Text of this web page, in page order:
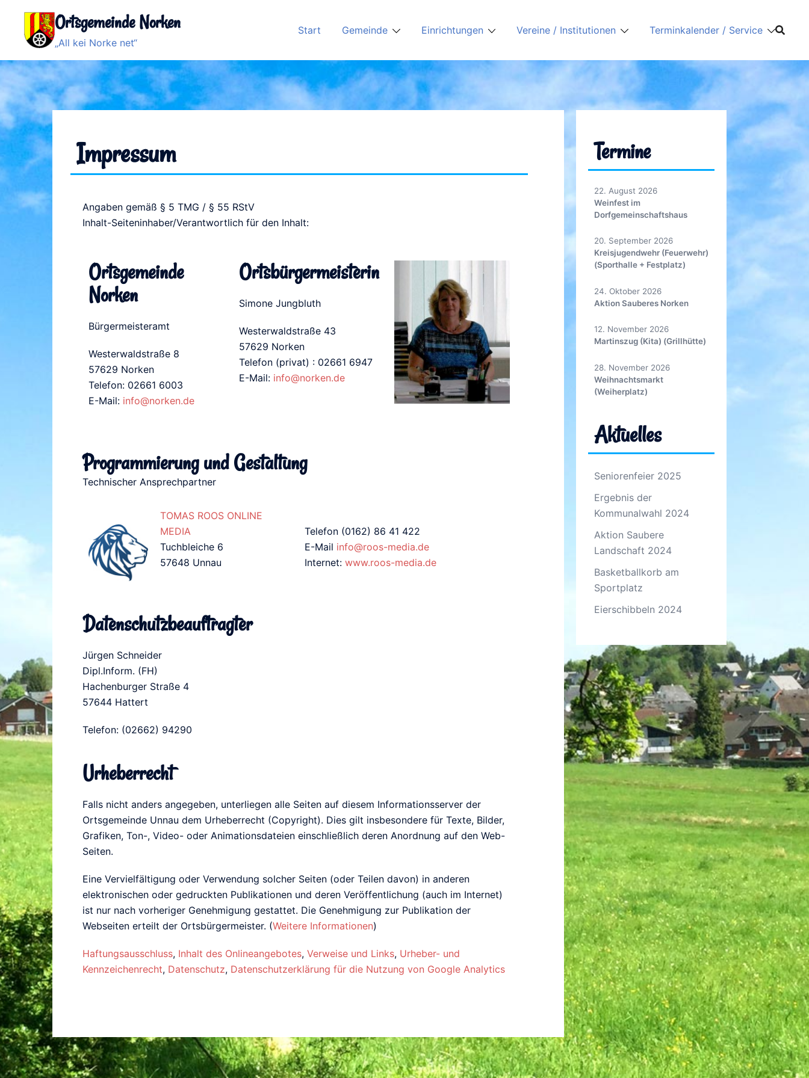
Ortsgemeinde Norken
„All kei Norke net“
Start Gemeinde Einrichtungen Vereine / Institutionen Terminkalender / Service
Impressum
Angaben gemäß § 5 TMG / § 55 RStV
Inhalt-Seiteninhaber/Verantwortlich für den Inhalt:
Ortsgemeinde
Norken
Bürgermeisteramt
Westerwaldstraße 8
57629 Norken
Telefon: ​02661 6003
E-Mail: info@norken.de
Ortsbürgermeisterin
Simone Jungbluth
Westerwaldstraße 43
57629 Norken
Telefon (privat) : 02661 6947
E-Mail: info@norken.de
Programmierung und Gestaltung
Technischer Ansprechpartner
TOMAS ROOS ONLINE
MEDIA
Tuchbleiche 6
57648 Unnau
Telefon (0162) 86 41 422
E-Mail info@roos-media.de
Internet:www.roos-media.de
Datenschutzbeauftragter
Jürgen Schneider
Dipl.Inform. (FH)
Hachenburger Straße 4
57644 Hattert
Telefon: (02662) 94290
Urheberrecht
Falls nicht anders angegeben, unterliegen alle Seiten auf diesem Informationsserver der
Ortsgemeinde Unnau dem Urheberrecht (Copyright). Dies gilt insbesondere für Texte, Bilder,
Grafiken, Ton-, Video- oder Animationsdateien einschließlich deren Anordnung auf den Web-
Seiten.
Eine Vervielfältigung oder Verwendung solcher Seiten (oder Teilen davon) in anderen
elektronischen oder gedruckten Publikationen und deren Veröffentlichung (auch im Internet)
ist nur nach vorheriger Genehmigung gestattet. Die Genehmigung zur Publikation der
Webseiten erteilt der Ortsbürgermeister. (Weitere Informationen)
Haftungsausschluss, Inhalt des Onlineangebotes, Verweise und Links, Urheber- und
Kennzeichenrecht, Datenschutz, Datenschutzerklärung für die Nutzung von Google Analytics
Termine
22. August 2026
Weinfest im
Dorfgemeinschaftshaus
20. September 2026
Kreisjugendwehr (Feuerwehr)
(Sporthalle + Festplatz)
24. Oktober 2026
Aktion Sauberes Norken
12. November 2026
Martinszug (Kita) (Grillhütte)
28. November 2026
Weihnachtsmarkt
(Weiherplatz)
Aktuelles
Seniorenfeier 2025
Ergebnis der
Kommunalwahl 2024
Aktion Saubere
Landschaft 2024
Basketballkorb am
Sportplatz
Eierschibbeln 2024